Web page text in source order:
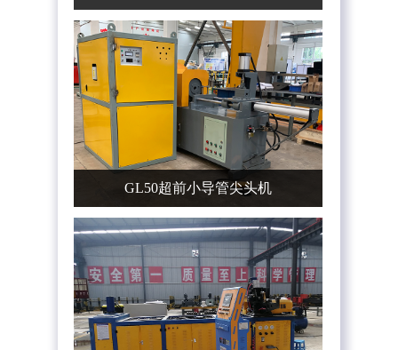
GL50超前小导管尖头机